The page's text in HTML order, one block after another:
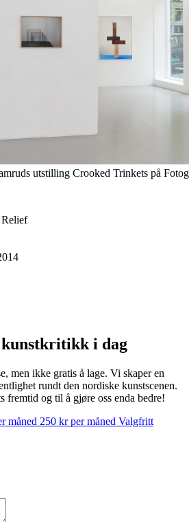
utstilling Crooked Trinkets på
kunstkritikk i dag
men ikke gratis å lage. Vi skaper en
rundt den nordiske kunstscenen.
fremtid og til å gjøre oss enda bedre!
måned 250 kr per måned Valgfritt